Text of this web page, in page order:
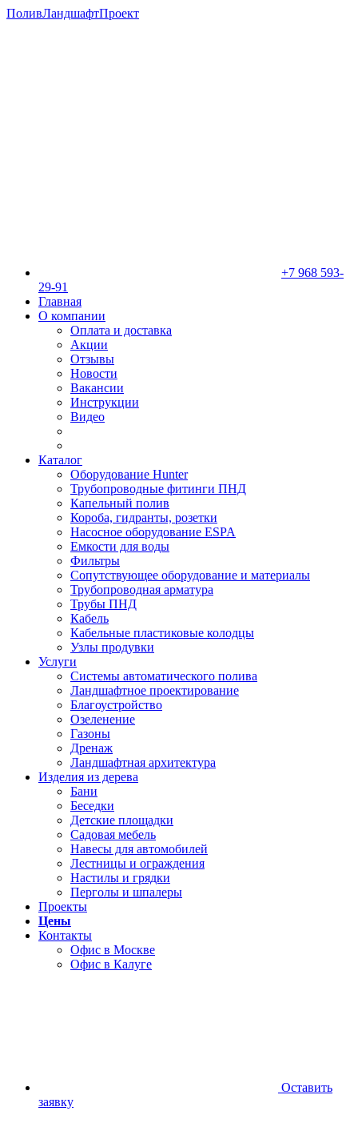
ПоливЛандшафтПроект
+7 968 593-
29-91
Главная
О компании
Оплата и доставка
Акции
Отзывы
Новости
Вакансии
Инструкции
Видео
Каталог
Оборудование Hunter
Трубопроводные фитинги ПНД
Капельный полив
Короба, гидранты, розетки
Насосное оборудование ESPA
Емкости для воды
Фильтры
Сопутствующее оборудование и материалы
Трубопроводная арматура
Трубы ПНД
Кабель
Кабельные пластиковые колодцы
Узлы продувки
Услуги
Системы автоматического полива
Ландшафтное проектирование
Благоустройство
Озеленение
Газоны
Дренаж
Ландшафтная архитектура
Изделия из дерева
Бани
Беседки
Детские площадки
Садовая мебель
Навесы для автомобилей
Лестницы и ограждения
Настилы и грядки
Перголы и шпалеры
Проекты
Цены
Контакты
Офис в Москве
Офис в Калуге
Оставить
заявку